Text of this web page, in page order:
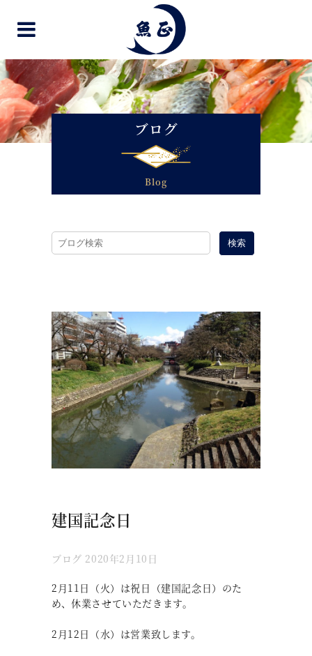
ブログ
Blog
検索
建国記念日
ブログ 2020年2月10日
2月11日（火）は祝日（建国記念日）のた
め、休業させていただきます。
2月12日（水）は営業致します。